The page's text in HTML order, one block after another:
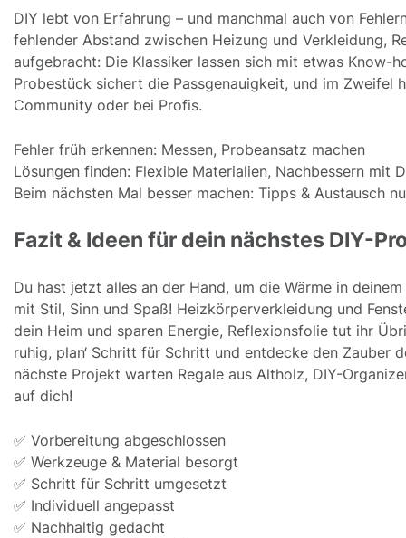
DIY lebt von Erfahrung – und manchmal auch von
fehlender Abstand zwischen Heizung und Verkleidung,
aufgebracht: Die Klassiker lassen sich mit etwas Know-
Probestück sichert die Passgenauigkeit, und im Zweifel
Community oder bei Profis.
Fehler früh erkennen: Messen, Probeansatz machen
Lösungen finden: Flexible Materialien, Nachbessern mit
Beim nächsten Mal besser machen: Tipps & Austausch
Fazit & Ideen für dein nächstes DIY-
Du hast jetzt alles an der Hand, um die Wärme in
mit Stil, Sinn und Spaß! Heizkörperverkleidung und
dein Heim und sparen Energie, Reflexionsfolie tut ihr
ruhig, plan‘ Schritt für Schritt und entdecke den Zauber
nächste Projekt warten Regale aus Altholz, DIY-
auf dich!
✅ Vorbereitung abgeschlossen
✅ Werkzeuge & Material besorgt
✅ Schritt für Schritt umgesetzt
✅ Individuell angepasst
✅ Nachhaltig gedacht